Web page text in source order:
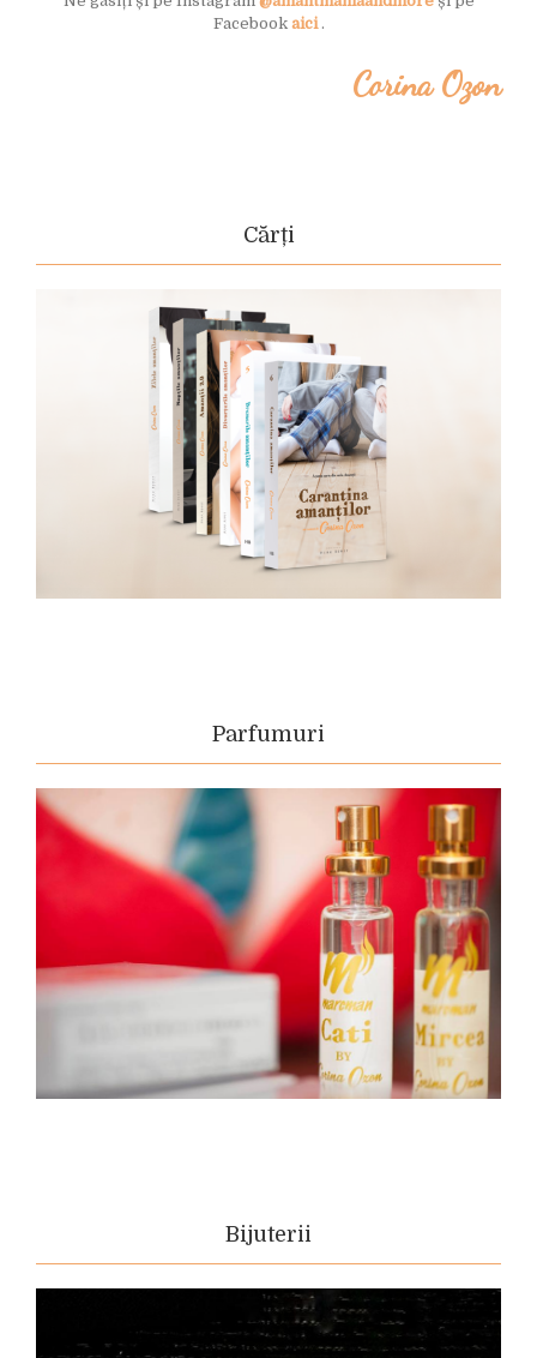
Facebook aici.
Corina Ozon
Cărți
Parfumuri
Bijuterii